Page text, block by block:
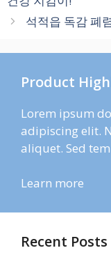
리
석적읍 독감 폐
Product
Lorem ipsum
adipiscing elit.
aliquet. Sed
Learn more
Recent Posts